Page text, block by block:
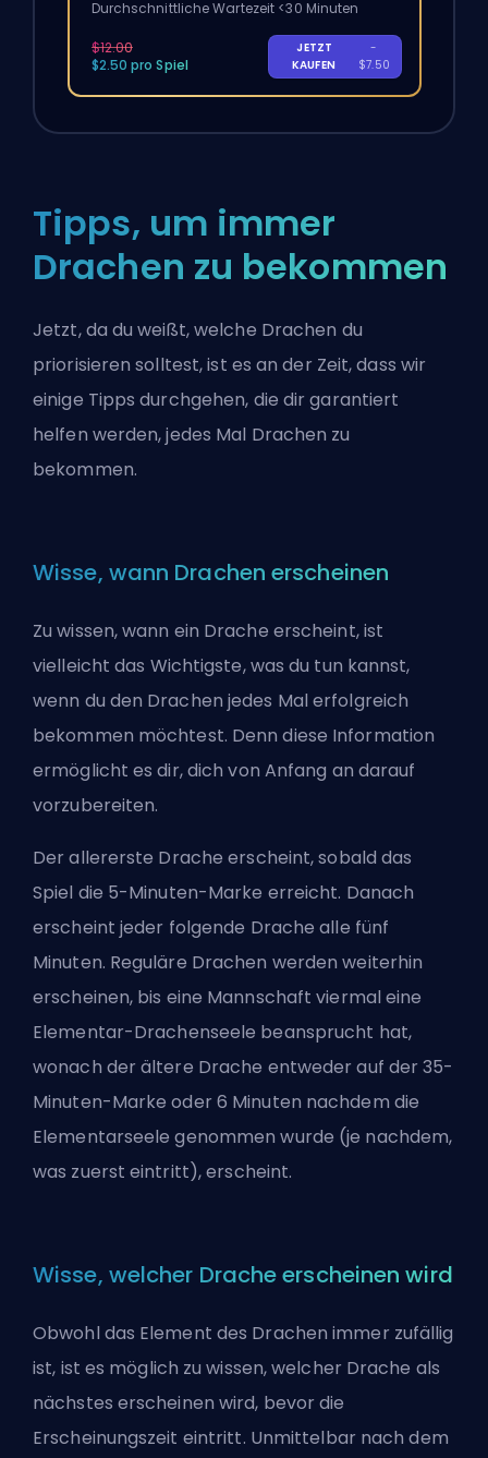
Durchschnittliche Wartezeit <30 Minuten
$12.00
$2.50 pro Spiel
JETZT
KAUFEN
-
$7.50
Tipps, um immer
Drachen zu bekommen
Jetzt, da du weißt, welche Drachen du
priorisieren solltest, ist es an der Zeit, dass wir
einige Tipps durchgehen, die dir garantiert
helfen werden, jedes Mal Drachen zu
bekommen.
Wisse, wann Drachen erscheinen
Zu wissen, wann ein Drache erscheint, ist
vielleicht das Wichtigste, was du tun kannst,
wenn du den Drachen jedes Mal erfolgreich
bekommen möchtest. Denn diese Information
ermöglicht es dir, dich von Anfang an darauf
vorzubereiten.
Der allererste Drache erscheint, sobald das
Spiel die 5-Minuten-Marke erreicht. Danach
erscheint jeder folgende Drache alle fünf
Minuten. Reguläre Drachen werden weiterhin
erscheinen, bis eine Mannschaft viermal eine
Elementar-Drachenseele beansprucht hat,
wonach der ältere Drache entweder auf der 35-
Minuten-Marke oder 6 Minuten nachdem die
Elementarseele genommen wurde (je nachdem,
was zuerst eintritt), erscheint.
Wisse, welcher Drache erscheinen wird
Obwohl das Element des Drachen immer zufällig
ist, ist es möglich zu wissen, welcher Drache als
nächstes erscheinen wird, bevor die
Erscheinungszeit eintritt. Unmittelbar nach dem